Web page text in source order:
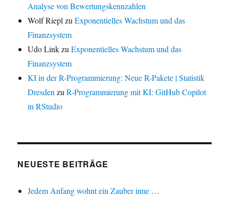
Analyse von Bewertungskennzahlen
Wolf Riepl zuExponentielles Wachstum und das
Finanzsystem
Udo LinkzuExponentielles Wachstum und das
Finanzsystem
KI in der R-Programmierung: Neue R-Pakete | Statistik
Dresden zuR-Programmierung mit KI: GitHub Copilot
in RStudio
NEUESTE BEITRÄGE
Jedem Anfang wohnt ein Zauber inne …